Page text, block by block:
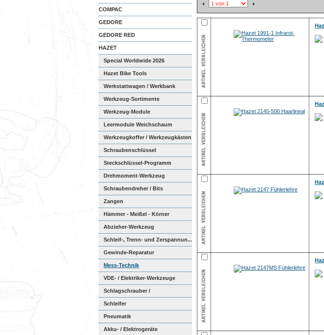
COMPAC
GEDORE
GEDORE RED
HAZET
Special Worldwide 2026
Hazet Bike Tools
Werkstattwagen / Werkbank
Werkzeug-Sortimente
Werkzeug-Module
Weichschaumeinl...
Leermodule Weichschaum
Werkzeugkoffer / Werkzeugkästen
Schraubenschlüssel
Steckschlüssel-Programm
Drehmoment-Werkzeug
Schraubendreher / Bits
Zangen
Hämmer - Meißel - Körner
Abzieher-Werkzeug
Schleif-, Trenn- und Zerspannun...
Gewinde-Reparatur
Mess-Technik
VDE- / Elektriker-Werkzeuge
Schlagschrauber /
Ratschenschra...
Schleifer
Pneumatik
Akku- / Elektrogeräte